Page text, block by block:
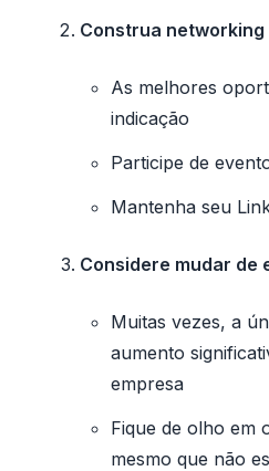
Construa networking
As melhores
indicação
Participe de
Mantenha seu
Considere mudar de
Muitas vezes, a
aumento
empresa
Fique de olho em
mesmo que não